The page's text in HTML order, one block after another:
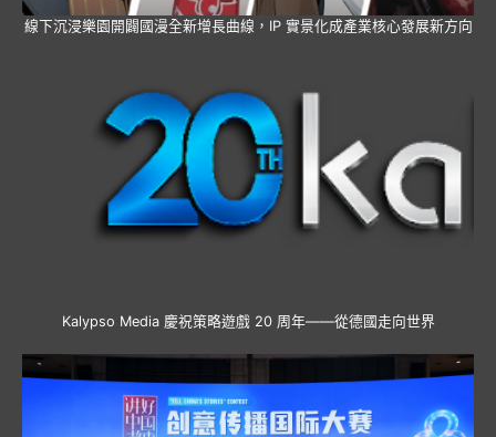
線下沉浸樂園開闢國漫全新增長曲線，IP 實景化成產業核心發展新方向
Kalypso Media 慶祝策略遊戲 20 周年——從德國走向世界